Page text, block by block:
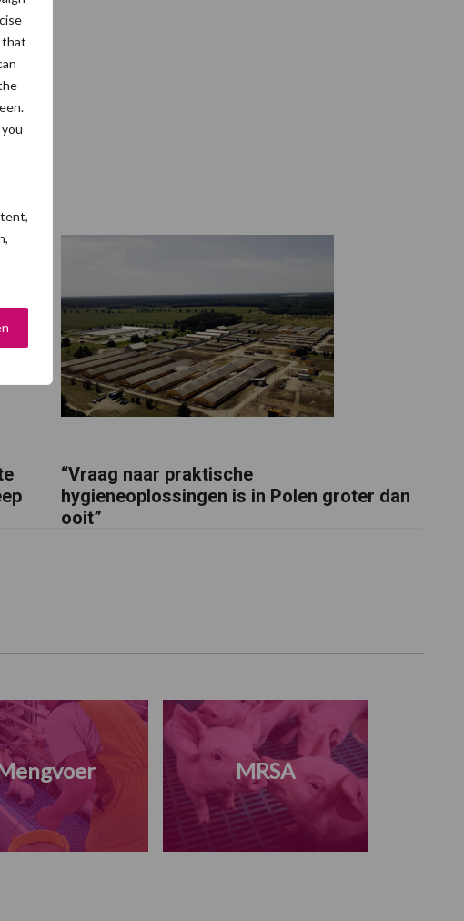
that
“Vraag naar praktische
hygieneoplossingen is in Polen groter dan
ooit”
MRSA